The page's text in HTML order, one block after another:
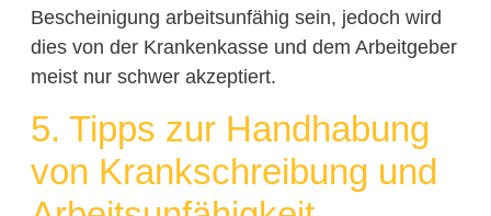
Bescheinigung arbeitsunfähig sein, jedoch wird
dies von der Krankenkasse und dem Arbeitgeber
meist nur schwer akzeptiert.
5. Tipps zur Handhabung
von Krankschreibung und